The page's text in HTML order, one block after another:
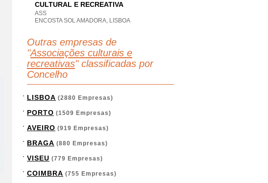
CULTURAL E RECREATIVA
ASS
ENCOSTA SOL AMADORA, LISBOA
Outras empresas de
"Associações culturais e
recreativas" classificadas por
Concelho
LISBOA (2880 Empresas)
PORTO (1509 Empresas)
AVEIRO (919 Empresas)
BRAGA (880 Empresas)
VISEU (779 Empresas)
COIMBRA (755 Empresas)